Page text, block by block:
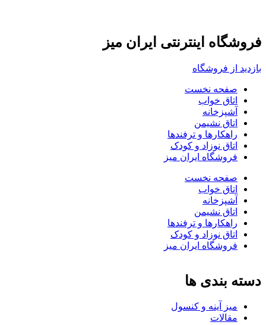
فروشگاه اینترنتی ایران میز
بازدید از فروشگاه
صفحه نخست
اتاق خواب
آشپزخانه
اتاق نشیمن
راهکارها و ترفندها
اتاق نوزاد و کودک
فروشگاه ایران میز
صفحه نخست
اتاق خواب
آشپزخانه
اتاق نشیمن
راهکارها و ترفندها
اتاق نوزاد و کودک
فروشگاه ایران میز
دسته بندی ها
میز آینه و کنسول
مقالات